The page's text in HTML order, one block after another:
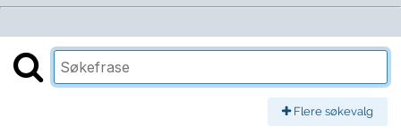
Flere søkevalg